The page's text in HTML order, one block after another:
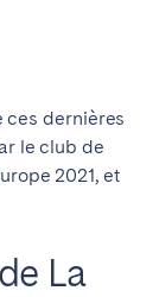
ces dernières
le club de
2021, et
La